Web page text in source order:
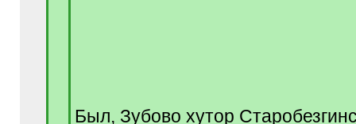
Был, Зубово хутор